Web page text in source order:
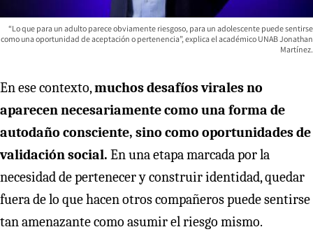
“Lo que para un adulto parece obviamente riesgoso, para un adolescente puede sentirse
como una oportunidad de aceptación o pertenencia”, explica el académico UNAB Jonathan
Martínez.
En ese contexto,muchos desafíos virales no
aparecen necesariamente como una forma de
autodaño consciente, sino como oportunidades de
validación social. En una etapa marcada por la
necesidad de pertenecer y construir identidad, quedar
fuera de lo que hacen otros compañeros puede sentirse
tan amenazante como asumir el riesgo mismo.